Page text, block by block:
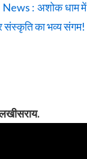
: अशोक धाम में
संस्कृति का भव्य संगम!